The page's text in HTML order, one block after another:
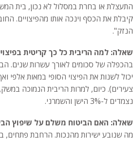
התעצלת או בחרת במסלול לא נכון, בית
קיבלת את הכסף וינכה אותו מהפיצויים.
הנזק".
שאלה: למה הריבית כל כך קריטית
יכול לשנות את הפיצוי הסופי במאות אלפי
צעירים). כיום, למרות הריבית הנמוכה
נצמדים ל-3% הישן והשמרני.
שאלה: האם הביטוח משלם על שיפוץ
מה שנובע ישירות מהנכות. הרחבת פתחים,